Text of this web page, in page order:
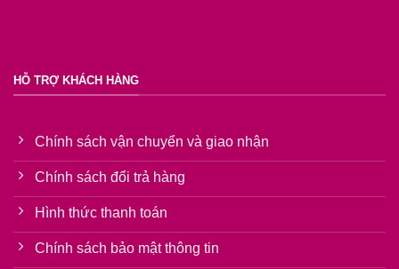
HỖ TRỢ KHÁCH HÀNG
Chính sách vận chuyển và giao nhận
Chính sách đổi trả hàng
Hình thức thanh toán
Chính sách bảo mật thông tin